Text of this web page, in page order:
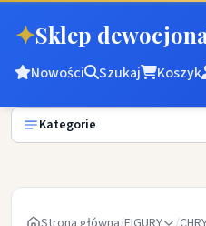
✦Sklep
Nowości Szukaj Koszyk
Kategorie